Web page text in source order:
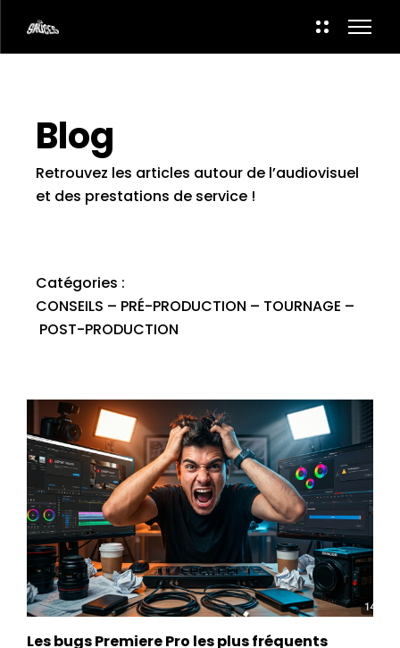
Blog
Retrouvez les articles autour de l’audiovisuel
et des prestations de service !
Catégories :
CONSEILS – PRÉ-PRODUCTION – TOURNAGE –
POST-PRODUCTION
Les bugs Premiere Pro les plus fréquents